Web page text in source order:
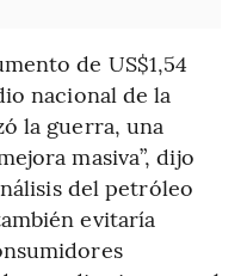
de US$1,54
nacional de la
la guerra, una
masiva”, dijo
del petróleo
evitaría